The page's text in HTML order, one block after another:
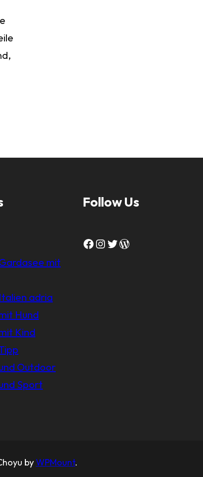
mit
adria
Hund
Kind
Outdoor
Sport
Follow Us
Facebook Instagram Twitter WordPress
byWPMount.